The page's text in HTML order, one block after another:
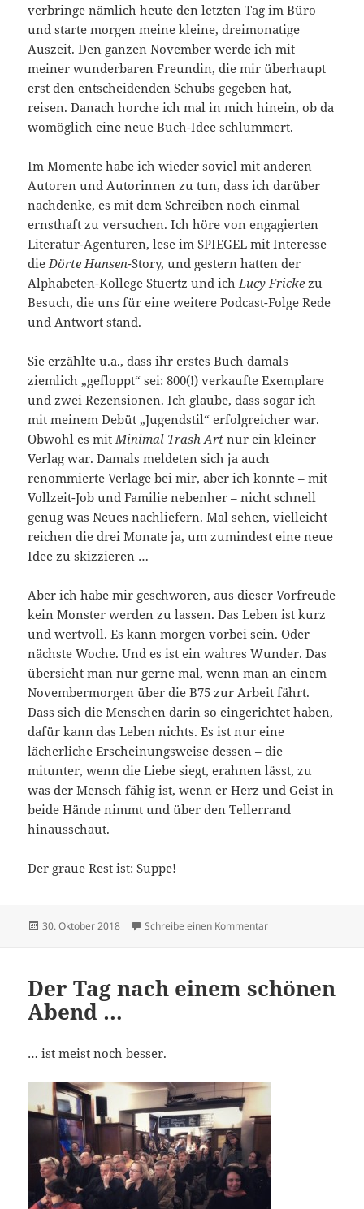
verbringe nämlich heute den letzten Tag im Büro
und starte morgen meine kleine, dreimonatige
Auszeit. Den ganzen November werde ich mit
meiner wunderbaren Freundin, die mir überhaupt
erst den entscheidenden Schubs gegeben hat,
reisen. Danach horche ich mal in mich hinein, ob da
womöglich eine neue Buch-Idee schlummert.
Im Momente habe ich wieder soviel mit anderen
Autoren und Autorinnen zu tun, dass ich darüber
nachdenke, es mit dem Schreiben noch einmal
ernsthaft zu versuchen. Ich höre von engagierten
Literatur-Agenturen, lese im SPIEGEL mit Interesse
die Dörte Hansen-Story, und gestern hatten der
Alphabeten-Kollege Stuertz und ich Lucy Fricke zu
Besuch, die uns für eine weitere Podcast-Folge Rede
und Antwort stand.
Sie erzählte u.a., dass ihr erstes Buch damals
ziemlich „gefloppt“ sei: 800(!) verkaufte Exemplare
und zwei Rezensionen. Ich glaube, dass sogar ich
mit meinem Debüt „Jugendstil“ erfolgreicher war.
Obwohl es mit Minimal Trash Art nur ein kleiner
Verlag war. Damals meldeten sich ja auch
renommierte Verlage bei mir, aber ich konnte – mit
Vollzeit-Job und Familie nebenher – nicht schnell
genug was Neues nachliefern. Mal sehen, vielleicht
reichen die drei Monate ja, um zumindest eine neue
Idee zu skizzieren …
Aber ich habe mir geschworen, aus dieser Vorfreude
kein Monster werden zu lassen. Das Leben ist kurz
und wertvoll. Es kann morgen vorbei sein. Oder
nächste Woche. Und es ist ein wahres Wunder. Das
übersieht man nur gerne mal, wenn man an einem
Novembermorgen über die B75 zur Arbeit fährt.
Dass sich die Menschen darin so eingerichtet haben,
dafür kann das Leben nichts. Es ist nur eine
lächerliche Erscheinungsweise dessen – die
mitunter, wenn die Liebe siegt, erahnen lässt, zu
was der Mensch fähig ist, wenn er Herz und Geist in
beide Hände nimmt und über den Tellerrand
hinausschaut.
Der graue Rest ist: Suppe!
Veröffentlicht
30. Oktober 2018 Schreibe einen Kommentarzu Angie macht
Der Tag nach einem schönen
Abend …
… ist meist noch besser.